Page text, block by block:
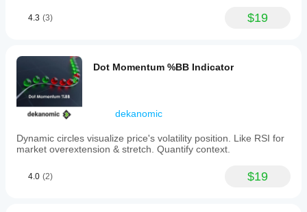
개
세
요!
기간
를
하여
다양
한
시장
에서
지표
어떻
개
를
조
정
해
야
나
요?
예,
매개
4.3 (3) $19
Dot Momentum %BB Indicator
dekanomic
Dynamic circles visualize price's volatility position. Like RSI for
market overextension & stretch. Quantify context.
4.0 (2) $19